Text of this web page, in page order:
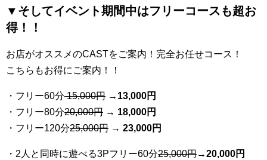
▼そしてイベント期間中はフリーコースも超お
得！！
お店がオススメのCASTをご案内！完全お任せコース！
こちらもお得にご案内！！
・フリー60分15,000円 → 13,000円
・フリー80分20,000円 → 18,000円
・フリー120分25,000円 → 23,000円
・2人と同時に遊べる3Pフリー60分25,000円→20,000円